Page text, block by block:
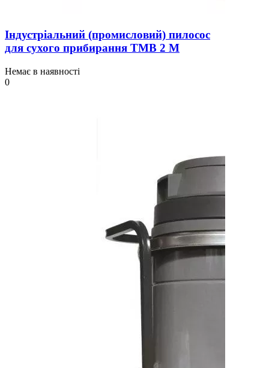
Індустріальний (промисловий) пилосос
для сухого прибирання TMB 2 M
Немає в наявності
0